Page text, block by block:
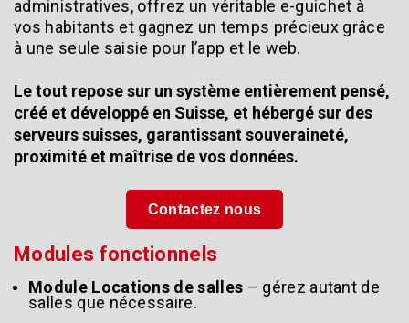
administratives, offrez un véritable e-guichet à
vos habitants et gagnez un temps précieux grâce
à une seule saisie pour l’app et le web.
Le tout repose sur un système entièrement pensé,
créé et développé en Suisse, et hébergé sur des
serveurs suisses, garantissant souveraineté,
proximité et maîtrise de vos données.
Contactez nous
Modules fonctionnels
Module Locations de salles – gérez autant de
salles que nécessaire.